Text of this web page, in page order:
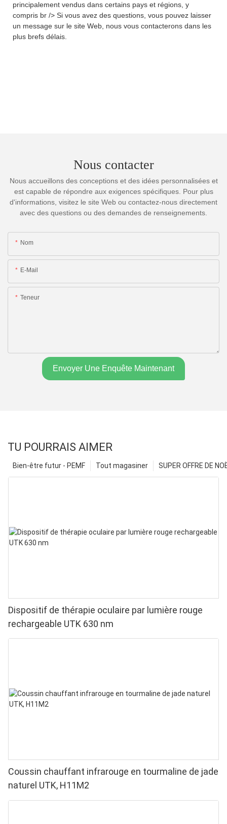
principalement vendus dans certains pays et régions, y
compris br /> Si vous avez des questions, vous pouvez laisser
un message sur le site Web, nous vous contacterons dans les
plus brefs délais.
Nous contacter
Nous accueillons des conceptions et des idées personnalisées et
est capable de répondre aux exigences spécifiques. Pour plus
d'informations, visitez le site Web ou contactez-nous directement
avec des questions ou des demandes de renseignements.
Nom
E-Mail
Teneur
Envoyer Une Enquête Maintenant
TU POURRAIS AIMER
SUPER OFFRE DE
Tout magasiner
Bien-être futur - PEMF
Dispositif de thérapie oculaire par lumière rouge
rechargeable UTK 630 nm
Coussin chauffant infrarouge en tourmaline de jade
naturel UTK, H11M2